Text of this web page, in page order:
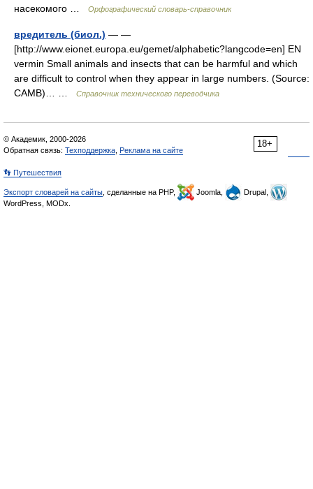
насекомого …
Орфографический словарь-справочник
вредитель (биол.) — —
[http://www.eionet.europa.eu/gemet/alphabetic?langcode=en] EN
vermin Small animals and insects that can be harmful and which
are difficult to control when they appear in large numbers. (Source:
CAMB)… …
Справочник технического переводчика
18+
© Академик, 2000-2026
Обратная связь: Техподдержка Реклама на сайте
👣 Путешествия
Экспорт словарей на сайты , сделанные на PHP, Joomla,
Drupal,
WordPress, MODx.